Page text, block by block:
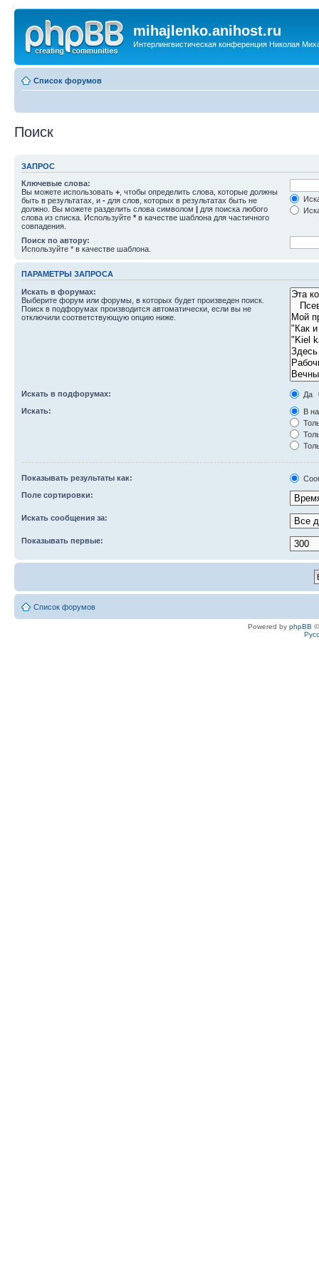
mihajlenko.anihost.ru
Интерлингвистическая конференция Николая
Список форумов
Поиск
ЗАПРОС
Ключевые слова:
Вы можете использовать + , чтобы определить слова, которые должны
быть в результатах, и - для слов, которых в результатах быть не
должно. Вы можете разделить слова символом | для поиска любого
слова из списка. Используйте * в качестве шаблона для частичного
совпадения.
Поиск по автору:
Используйте * в качестве шаблона.
ПАРАМЕТРЫ ЗАПРОСА
Искать в форумах:
Выберите форум или форумы, в которых будет произведен поиск.
Поиск в подфорумах производится автоматически, если вы не
отключили соответствующую опцию ниже.
Искать в подфорумах:
Да
Искать:
В
Показывать результаты как:
Поле сортировки:
Искать сообщения за:
Показывать первые:
Список форумов
Powered by phpBB